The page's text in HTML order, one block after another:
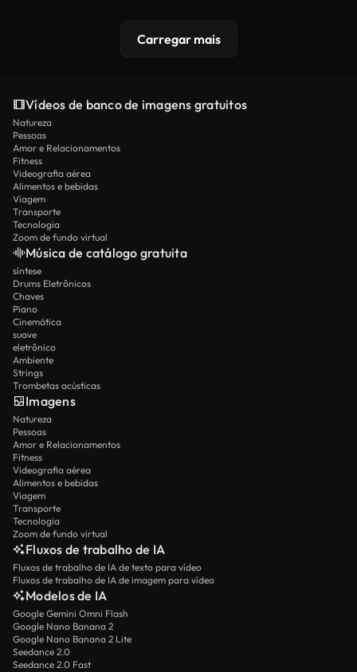
Carregar mais
Vídeos de banco de imagens gratuitos
Natureza
Pessoas
Amor e Relacionamentos
Fitness
Videografia aérea
Alimentos e bebidas
Viagem
Transporte
Tecnologia
Zoom de fundo virtual
Música de catálogo gratuita
síntese
Drums Eletrônicos
Chaves
Piano
Cinemática
suave
eletrônico
Ambiente
Strings
Trombetas acústicas
Imagens
Natureza
Pessoas
Amor e Relacionamentos
Fitness
Videografia aérea
Alimentos e bebidas
Viagem
Transporte
Tecnologia
Zoom de fundo virtual
Fluxos de trabalho de IA
Fluxos de trabalho de IA de texto para vídeo
Fluxos de trabalho de IA de imagem para vídeo
Modelos de IA
Google Gemini Omni Flash
Google Nano Banana 2
Google Nano Banana 2 Lite
Seedance 2.0
Seedance 2.0 Fast